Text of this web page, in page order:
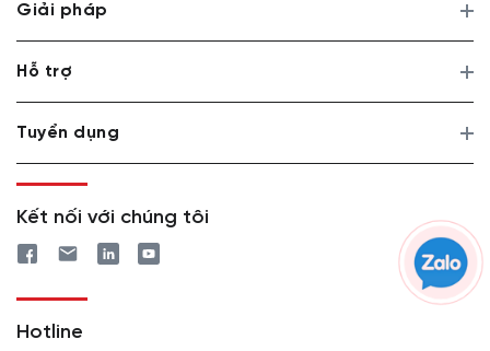
Giải pháp
Hỗ trợ
Tuyển dụng
Kết nối với chúng tôi
Hotline